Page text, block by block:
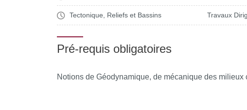
sédimentologie et de stratigraphie.
Tectonique, Reliefs et Bassins Travaux
Pré-requis obligatoires
Notions de Géodynamique, de mécanique des milieux